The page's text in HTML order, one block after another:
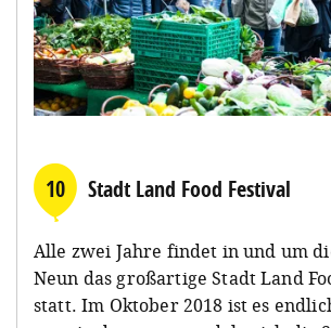
10 Stadt Land Food Festival
Alle zwei Jahre findet in und um
Neun das großartige Stadt Land
statt. Im Oktober 2018 ist es